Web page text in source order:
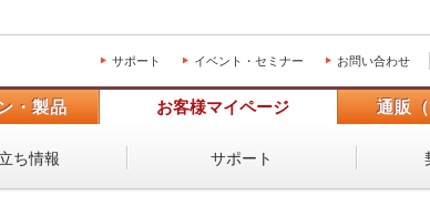
サポート イベント・セミナー お問い合わせ
・製品 お客様マイページ 通販
ち情報 サポート